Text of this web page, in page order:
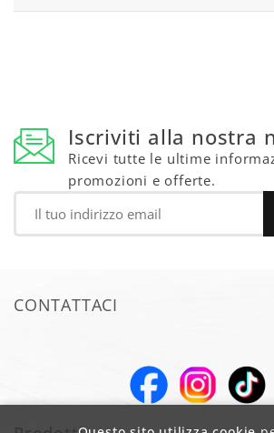
Iscriviti alla nostra
Ricevi tutte le ultime
promozioni e offerte.
CONTATTACI